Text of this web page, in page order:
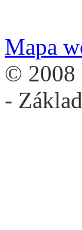
Mapa
© 2008
-